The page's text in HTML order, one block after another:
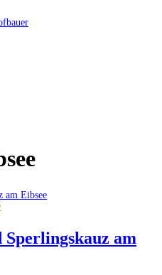
Hofbauer
Sperlingskauz am